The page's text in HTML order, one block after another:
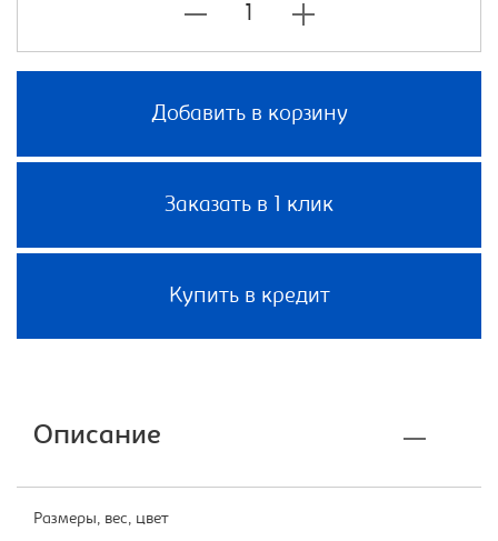
Добавить в корзину
Заказать в 1 клик
Купить в кредит
Описание
Размеры, вес, цвет